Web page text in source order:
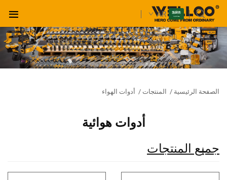
AR
الصفحة الرئيسية / المنتجات / أدوات الهواء
أدوات هوائية
جميع المنتجات